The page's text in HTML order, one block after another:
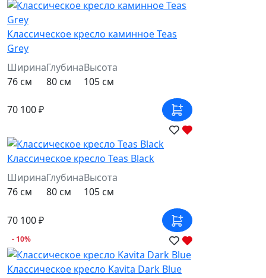
Классическое кресло каминное Teas
Grey
Ширина
76 см
Глубина
80 см
Высота
105 см
70 100 ₽
Классическое кресло Teas Black
Ширина
76 см
Глубина
80 см
Высота
105 см
70 100 ₽
- 10%
Классическое кресло Kavita Dark Blue